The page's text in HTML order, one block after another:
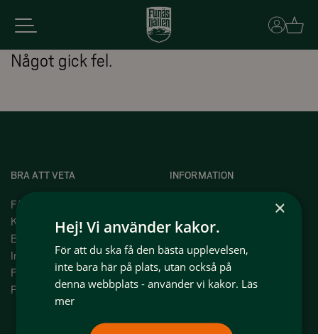
Basket
Något gick fel.
BRA ATT VETA
FAQ
Kundservice
Bokningsvillkor
Intergritetspolicy
Funäsfjällen idag
På plats i Funäsfjällen
INFORMATION
Om oss
Våra medlemmar
Jobba i Funäsfjällen
Hyr ut ditt boende med oss
Ladda ner appen "Spår och leder Funäsfjällen"
×
Hej! Vi använder kakor.
För att du ska få den bästa upplevelsen,
inte bara här på plats, utan också på
denna webbplats - använder vi kakor. Läs
mer